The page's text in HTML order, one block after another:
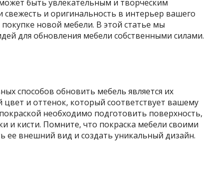
быть увлекательным и творческим
свежесть и оригинальность в интерьер вашего
новой мебели. В этой статье мы
для обновления мебели собственными силами.
способов обновить мебель является их
и оттенок, который соответствует вашему
необходимо подготовить поверхность,
и кисти. Помните, что покраска мебели своими
ее внешний вид и создать уникальный дизайн.